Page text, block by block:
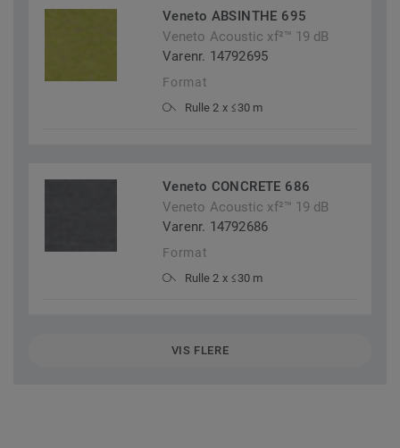
Veneto ABSINTHE 695
Veneto Acoustic xf²™ 19 dB
Varenr. 14792695
Format
Rulle 2 x ≤30 m
Veneto CONCRETE 686
Veneto Acoustic xf²™ 19 dB
Varenr. 14792686
Format
Rulle 2 x ≤30 m
VIS FLERE